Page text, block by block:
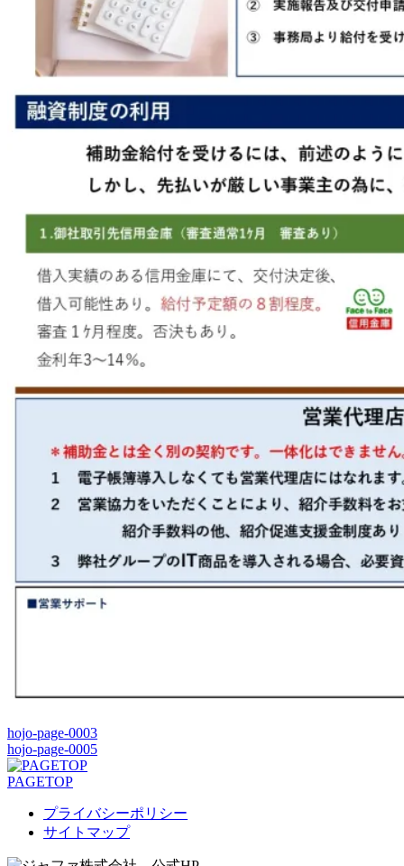
hojo-page-0003
hojo-page-0005
PAGETOP
プライバシーポリシー
サイトマップ